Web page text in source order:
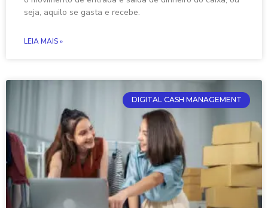
seja, aquilo se gasta e recebe.
LEIA MAIS »
DIGITAL CASH MANAGEMENT